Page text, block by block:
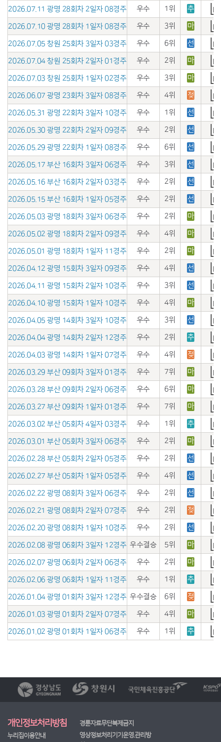
2026.07.11 광명 28회차 2일자 08경주 우수 1위 추
2026.07.10 광명 28회차 1일자 08경주 우수 3위 마
2026.07.05 창원 25회차 3일자 03경주 우수 6위 선
2026.07.04 창원 25회차 2일자 01경주 우수 2위 마
2026.07.03 창원 25회차 1일자 02경주 우수 3위 마
2026.06.07 광명 23회차 3일자 08경주 우수 4위 젖
2026.05.31 광명 22회차 3일자 10경주 우수 1위 선
2026.05.30 광명 22회차 2일자 09경주 우수 2위 선
2026.05.29 광명 22회차 1일자 08경주 우수 6위 선
2026.05.17 부산 16회차 3일자 06경주 우수 3위 선
2026.05.16 부산 16회차 2일자 03경주 우수 2위 선
2026.05.15 부산 16회차 1일자 05경주 우수 2위 선
2026.05.03 광명 18회차 3일자 06경주 우수 2위 마
2026.05.02 광명 18회차 2일자 09경주 우수 4위 마
2026.05.01 광명 18회차 1일자 11경주 우수 2위 마
2026.04.12 광명 15회차 3일자 09경주 우수 4위 선
2026.04.11 광명 15회차 2일자 10경주 우수 3위 선
2026.04.10 광명 15회차 1일자 10경주 우수 4위 마
2026.04.05 광명 14회차 3일자 10경주 우수 3위 선
2026.04.04 광명 14회차 2일자 12경주 우수 2위 추
2026.04.03 광명 14회차 1일자 07경주 우수 4위 젖
2026.03.29 부산 09회차 3일자 01경주 우수 7위 마
2026.03.28 부산 09회차 2일자 06경주 우수 6위 마
2026.03.27 부산 09회차 1일자 01경주 우수 7위 마
2026.03.02 부산 05회차 4일자 03경주 우수 1위 추
2026.03.01 부산 05회차 3일자 06경주 우수 2위 마
2026.02.28 부산 05회차 2일자 05경주 우수 2위 선
2026.02.27 부산 05회차 1일자 05경주 우수 4위 선
2026.02.22 광명 08회차 3일자 06경주 우수 2위 선
2026.02.21 광명 08회차 2일자 07경주 우수 2위 젖
2026.02.20 광명 08회차 1일자 10경주 우수 2위 선
2026.02.08 광명 06회차 3일자 12경주 우수결승 5위 마
2026.02.07 광명 06회차 2일자 06경주 우수 2위 마
2026.02.06 광명 06회차 1일자 11경주 우수 1위 추
2026.01.04 광명 01회차 3일자 12경주 우수결승 6위 젖
2026.01.03 광명 01회차 2일자 07경주 우수 4위 마
2026.01.02 광명 01회차 1일자 06경주 우수 1위 추
개인정보처리방침
경륜자료무단복제금지
누리집이용안내
영상정보처리기기운영.관리방